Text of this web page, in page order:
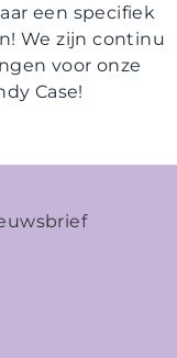
een specifiek
We zijn continu
voor onze
Case!